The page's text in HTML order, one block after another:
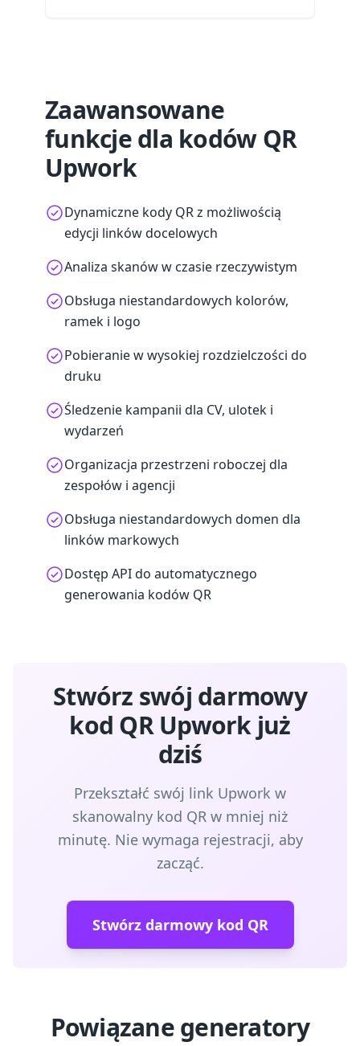
Zaawansowane
funkcje dla kodów QR
Upwork
Dynamiczne kody QR z możliwością
edycji linków docelowych
Analiza skanów w czasie rzeczywistym
Obsługa niestandardowych kolorów,
ramek i logo
Pobieranie w wysokiej rozdzielczości do
druku
Śledzenie kampanii dla CV, ulotek i
wydarzeń
Organizacja przestrzeni roboczej dla
zespołów i agencji
Obsługa niestandardowych domen dla
linków markowych
Dostęp API do automatycznego
generowania kodów QR
Stwórz swój darmowy
kod QR Upwork już
dziś
Przekształć swój link Upwork w
skanowalny kod QR w mniej niż
minutę. Nie wymaga rejestracji, aby
zacząć.
Stwórz darmowy kod QR
Powiązane generatory